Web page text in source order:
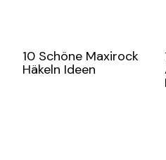
10 Schöne Maxirock
Häkeln Ideen